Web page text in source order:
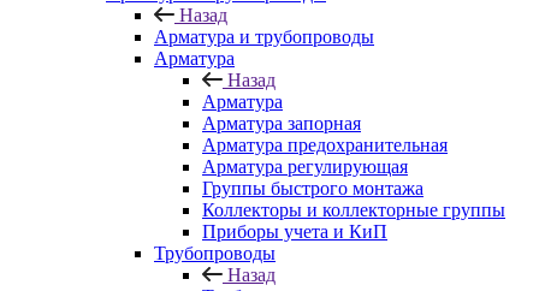
Назад
Арматура и трубопроводы
Арматура
Назад
Арматура
Арматура запорная
Арматура предохранительная
Арматура регулирующая
Группы быстрого монтажа
Коллекторы и коллекторные группы
Приборы учета и КиП
Трубопроводы
Назад